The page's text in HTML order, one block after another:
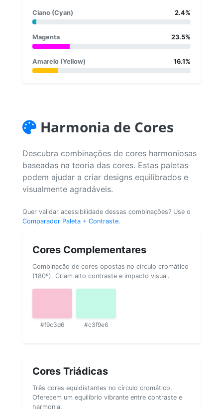
Ciano (Cyan) 2.4%
Magenta 23.5%
Amarelo (Yellow) 16.1%
Harmonia de Cores
Descubra combinações de cores harmoniosas
baseadas na teoria das cores. Estas paletas
podem ajudar a criar designs equilibrados e
visualmente agradáveis.
Quer validar acessibilidade dessas combinações? Use o
Comparador Paleta + Contraste.
Cores Complementares
Combinação de cores opostas no círculo cromático
(180º). Criam alto contraste e impacto visual.
#f9c3d6 #c3f9e6
Cores Triádicas
Três cores equidistantes no círculo cromático.
Oferecem um equilíbrio vibrante entre contraste e
harmonia.